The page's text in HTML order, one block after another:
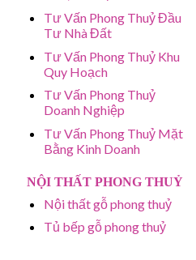
Tư Vấn Phong Thuỷ Đầu
Tư Nhà Đất
Tư Vấn Phong Thuỷ Khu
Quy Hoạch
Tư Vấn Phong Thuỷ
Doanh Nghiệp
Tư Vấn Phong Thuỷ Mặt
Bằng Kinh Doanh
NỘI THẤT PHONG THUỶ
Nội thất gỗ phong thuỷ
Tủ bếp gỗ phong thuỷ